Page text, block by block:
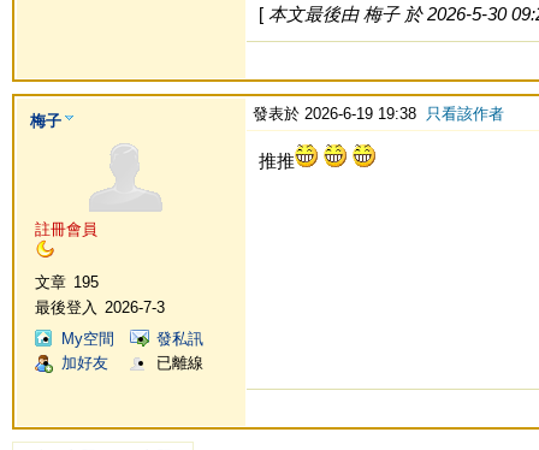
[本文最後由 梅子 於 2026-5-30
梅子
註冊會員
文章 195
最後登入
2026-7-3
My空間
發私訊
加好友
已離線
發表於 2026-6-19 19:38 只看該作者
推推